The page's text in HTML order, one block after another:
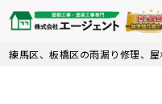
Skip
練馬区、板橋区の雨漏り修理、